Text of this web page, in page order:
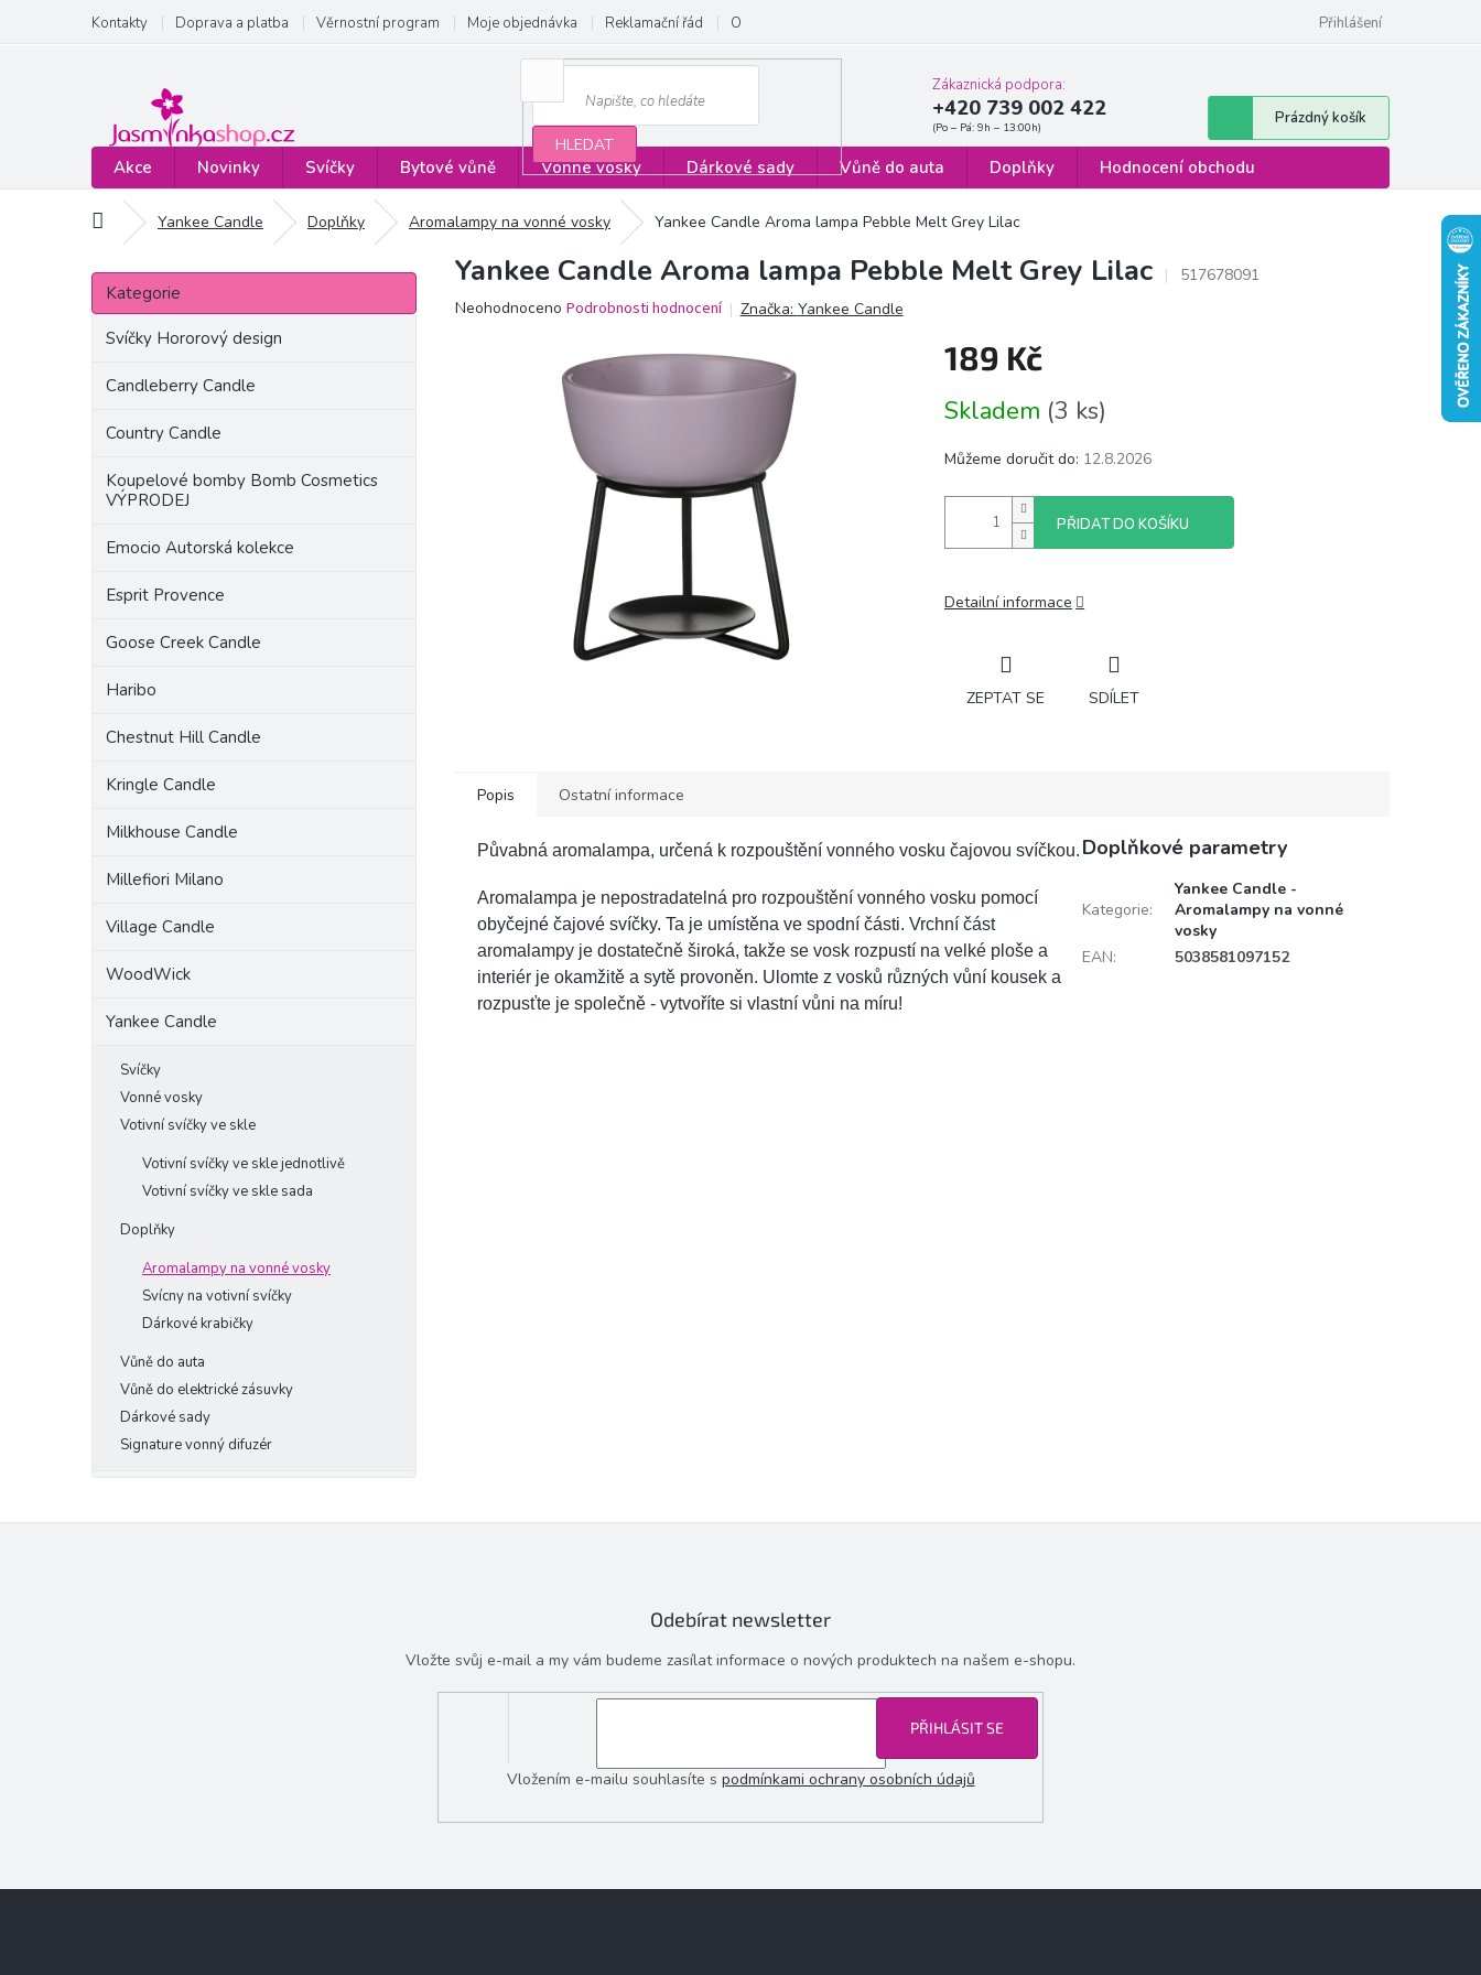
obsah
Kontakty Doprava a platba Věrnostní program Moje objednávka Reklamační řád Obchodní podmínky Formulář pro odstoupení od smlouvy
Přihlášení
HLEDAT
Zákaznická podpora:
+420 739 002 422
Nákupní
košík
Prázdný košík
Akce Novinky Svíčky Bytové vůně Vonné vosky Dárkové sady Vůně do auta Doplňky Hodnocení obchodu
Domů Yankee Candle Doplňky Aromalampy na vonné vosky Yankee Candle Aroma lampa Pebble Melt Grey Lilac
P
s
Přeskočit
kategorie
Kategorie
Svíčky Hororový design
Candleberry Candle
Country Candle
Koupelové bomby Bomb Cosmetics
VÝPRODEJ
Emocio Autorská kolekce
Esprit Provence
Goose Creek Candle
Haribo
Chestnut Hill Candle
Kringle Candle
Milkhouse Candle
Millefiori Milano
Village Candle
WoodWick
Yankee Candle
Svíčky
Vonné vosky
Votivní svíčky ve skle
Votivní svíčky ve skle jednotlivě
Votivní svíčky ve skle sada
Doplňky
Aromalampy na vonné vosky
Svícny na votivní svíčky
Dárkové krabičky
Vůně do auta
Vůně do elektrické zásuvky
Dárkové sady
Signature vonný difuzér
Yankee Candle Aroma lampa Pebble Melt Grey Lilac
517678091
Průměrné
Neohodnoceno Podrobnosti hodnocení Značka: Yankee Candle
189 Kč
cena:
Skladem (3 ks)
Můžeme doručit do: 12.8.2026
PŘIDAT DO KOŠÍKU
Detailní informace
ZEPTAT SE SDÍLET
Popis Ostatní informace
Půvabná aromalampa, určená k rozpouštění vonného vosku čajovou svíčkou.
Aromalampa je nepostradatelná pro rozpouštění vonného vosku pomocí
obyčejné čajové svíčky. Ta je umístěna ve spodní části. Vrchní část
aromalampy je dostatečně široká, takže se vosk rozpustí na velké ploše a
interiér je okamžitě a sytě provoněn. Ulomte z vosků různých vůní kousek a
rozpusťte je společně - vytvoříte si vlastní vůni na míru!
Doplňkové parametry
Kategorie:
Yankee Candle -
Aromalampy na vonné
vosky
EAN: 5038581097152
Odebírat newsletter
Vložte svůj e-mail a my vám budeme zasílat informace o nových produktech na našem e-shopu.
Vložením e-mailu souhlasíte s podmínkami ochrany osobních údajů
PŘIHLÁSIT SE